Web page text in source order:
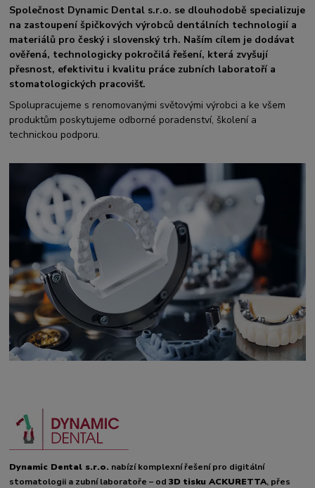
Společnost Dynamic Dental s.r.o. se dlouhodobě specializuje
na zastoupení špičkových výrobců dentálních technologií a
materiálů pro český i slovenský trh. Naším cílem je dodávat
ověřená, technologicky pokročilá řešení, která zvyšují
přesnost, efektivitu i kvalitu práce zubních laboratoří a
stomatologických pracovišť.
Spolupracujeme s renomovanými světovými výrobci a ke všem
produktům poskytujeme odborné poradenství, školení a
technickou podporu.
Dynamic Dental s.r.o. nabízí komplexní řešení pro digitální
stomatologii a zubní laboratoře – od3D tisku ACKURETTA, přes